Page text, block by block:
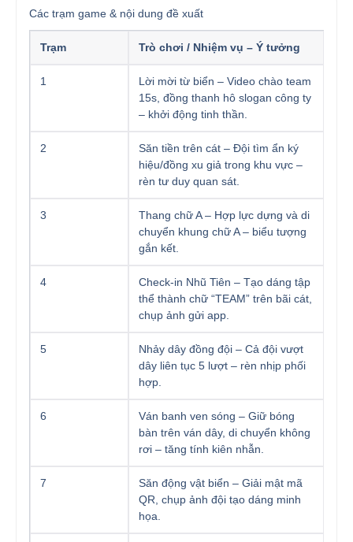
Các trạm game & nội dung đề xuất
Trạm Trò chơi / Nhiệm vụ – Ý tưởng
1
Lời mời từ biển – Video chào team
15s, đồng thanh hô slogan công ty
– khởi động tinh thần.
2
Săn tiền trên cát – Đội tìm ẩn ký
hiệu/đồng xu giả trong khu vực –
rèn tư duy quan sát.
3
Thang chữ A – Hợp lực dựng và di
chuyển khung chữ A – biểu tượng
gắn kết.
4
Check-in Nhũ Tiên – Tạo dáng tập
thể thành chữ “TEAM” trên bãi cát,
chụp ảnh gửi app.
5
Nhảy dây đồng đội – Cả đội vượt
dây liên tục 5 lượt – rèn nhịp phối
hợp.
6
Ván banh ven sóng – Giữ bóng
bàn trên ván dây, di chuyển không
rơi – tăng tính kiên nhẫn.
7
Săn động vật biển – Giải mật mã
QR, chụp ảnh đội tạo dáng minh
họa.